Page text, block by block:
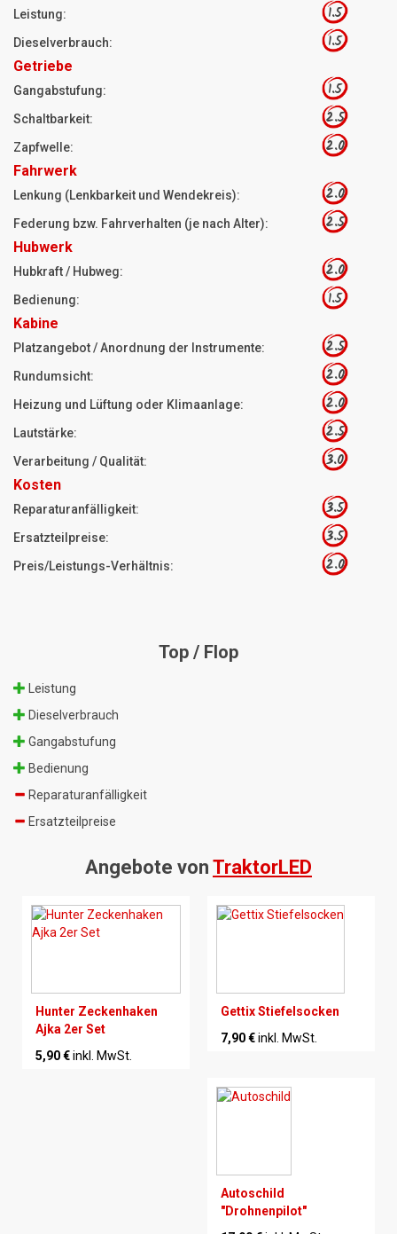
Leistung: 1.5
Dieselverbrauch: 1.5
Getriebe
Gangabstufung: 1.5
Schaltbarkeit: 2.5
Zapfwelle: 2.0
Fahrwerk
Lenkung (Lenkbarkeit und Wendekreis): 2.0
Federung bzw. Fahrverhalten (je nach Alter): 2.5
Hubwerk
Hubkraft / Hubweg: 2.0
Bedienung: 1.5
Kabine
Platzangebot / Anordnung der Instrumente: 2.5
Rundumsicht: 2.0
Heizung und Lüftung oder Klimaanlage: 2.0
Lautstärke: 2.5
Verarbeitung / Qualität: 3.0
Kosten
Reparaturanfälligkeit: 3.5
Ersatzteilpreise: 3.5
Preis/Leistungs-Verhältnis: 2.0
Top / Flop
Leistung
Dieselverbrauch
Gangabstufung
Bedienung
Reparaturanfälligkeit
Ersatzteilpreise
Angebote von TraktorLED
Hunter Zeckenhaken
Ajka 2er Set
5,90 €inkl. MwSt.
Gettix Stiefelsocken
7,90 €inkl. MwSt.
Autoschild
"Drohnenpilot"